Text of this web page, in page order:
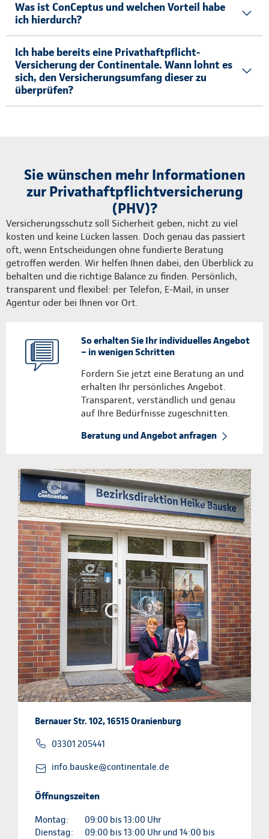
Was ist ConCeptus und welchen Vorteil habe
ich hierdurch?
Ich habe bereits eine Privathaftpflicht-
Versicherung der Continentale. Wann lohnt es
sich, den Versicherungsumfang dieser zu
überprüfen?
Sie wünschen mehr Informationen
zur Privathaftpflichtversicherung
(PHV)?
Versicherungsschutz soll Sicherheit geben, nicht zu viel
kosten und keine Lücken lassen. Doch genau das passiert
oft, wenn Entscheidungen ohne fundierte Beratung
getroffen werden. Wir helfen Ihnen dabei, den Überblick zu
behalten und die richtige Balance zu finden. Persönlich,
transparent und flexibel: per Telefon, E-Mail, in unser
Agentur oder bei Ihnen vor Ort.
So erhalten Sie Ihr individuelles Angebot
– in wenigen Schritten
Fordern Sie jetzt eine Beratung an und
erhalten Ihr persönliches Angebot.
Transparent, verständlich und genau
auf Ihre Bedürfnisse zugeschnitten.
Beratung und Angebot anfragen
Bernauer Str. 102, 16515 Oranienburg
03301 205441
info.bauske@continentale.de
Öffnungszeiten
Montag:
09:00 bis 13:00 Uhr
Dienstag:
09:00 bis 13:00 Uhr und 14:00 bis